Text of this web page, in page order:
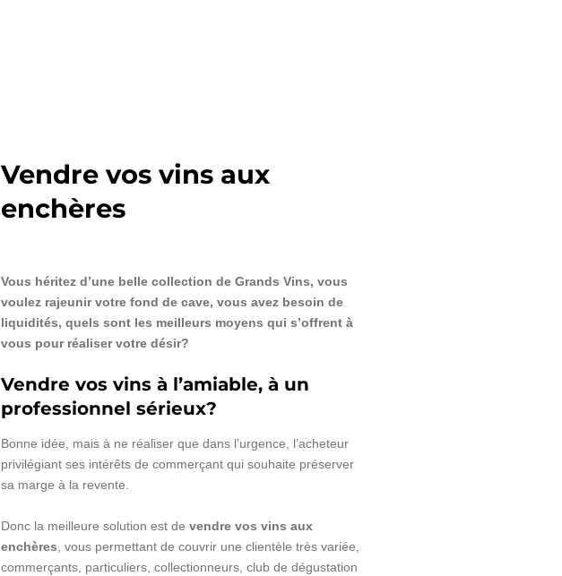
Vendre vos vins aux
enchères
Vous héritez d’une belle collection de Grands Vins, vous
voulez rajeunir votre fond de cave, vous avez besoin de
liquidités, quels sont les meilleurs moyens qui s’offrent à
vous pour réaliser votre désir?
Vendre vos vins à l’amiable, à un
professionnel sérieux?
Bonne idée, mais à ne réaliser que dans l’urgence, l’acheteur
privilégiant ses intérêts de commerçant qui souhaite préserver
sa marge à la revente.
Donc la meilleure solution est devendre vos vins aux
enchères, vous permettant de couvrir une clientèle très variée,
commerçants, particuliers, collectionneurs, club de dégustation